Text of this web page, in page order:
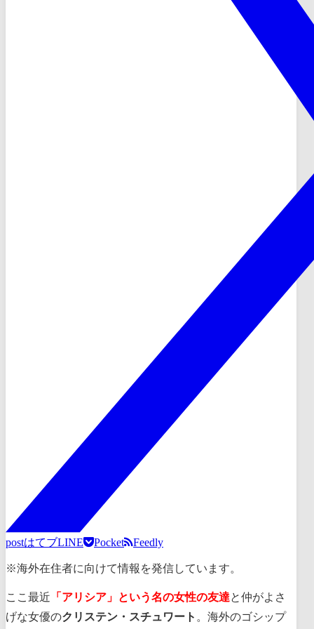
postはてブLINE Pocket Feedly
※海外在住者に向けて情報を発信しています。
ここ最近 「アリシア」という名の女性の友達と仲がよさ
げな女優のクリステン・スチュワート 。海外のゴシップ